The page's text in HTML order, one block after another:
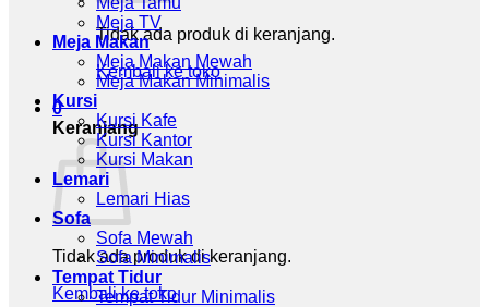
Tidak ada produk di keranjang.
Kembali ke toko
0
Keranjang
Tidak ada produk di keranjang.
Kembali ke toko
Meja TV
Meja Makan
Meja Makan Mewah
Meja Makan Minimalis
Kursi
Kursi Kafe
Kursi Kantor
Kursi Makan
Lemari
Lemari Hias
Sofa
Sofa Mewah
Sofa Minimalis
Tempat Tidur
Tempat Tidur Minimalis